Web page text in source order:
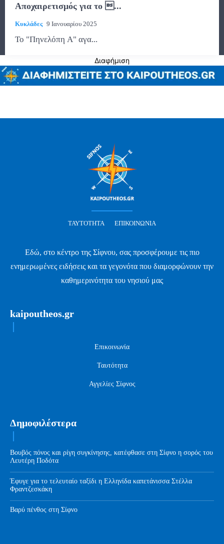
Αποχαιρετισμός για το ...
Κυκλάδες 9 Ιανουαρίου 2025
Το "Πηνελόπη Α" αγα...
Διαφήμιση
ΤΑΥΤΌΤΗΤΑ ΕΠΙΚΟΙΝΩΝΊΑ
Εδώ, στο κέντρο της Σίφνου, σας προσφέρουμε τις πιο
ενημερωμένες ειδήσεις και τα γεγονότα που διαμορφώνουν την
καθημερινότητα του νησιού μας
kaipoutheos.gr
Επικοινωνία
Ταυτότητα
Αγγελίες Σίφνος
Δημοφιλέστερα
Βουβός πόνος και ρίγη συγκίνησης, κατέφθασε στη Σίφνο η σορός του
Λευτέρη Ποδότα
Έφυγε για το τελευταίο ταξίδι η Ελληνίδα καπετάνισσα Στέλλα
Φραντζεσκάκη
Βαρύ πένθος στη Σίφνο